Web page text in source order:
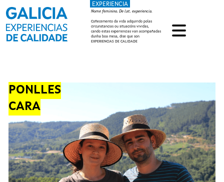
Ir o contido principal
EXPERIENCIA
Nome feminino. De lat. experiencia.
Coñecemento da vida adquirido polas
circunstancias ou situacións vividas,
cando estas experiencias van acompañadas
dunha boa mesa, dise que son
EXPERIENCIAS DE CALIDADE
PONLLES
CARA